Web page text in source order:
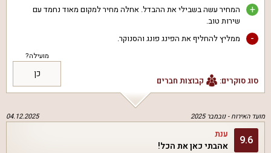
+
המחיר עשה בשבילי את ההבדל. אחלה מחיר למקום מאוד נחמד עם
שירות טוב.
- ממליץ להחליף את הפינג פונג והסנוקר.
סוג סוקרים: קבוצות חברים
מועילה?
כן
מועד האירוח -נובמבר 2025 04.12.2025
9.6 ענת
אהבתי כאן את הכל!